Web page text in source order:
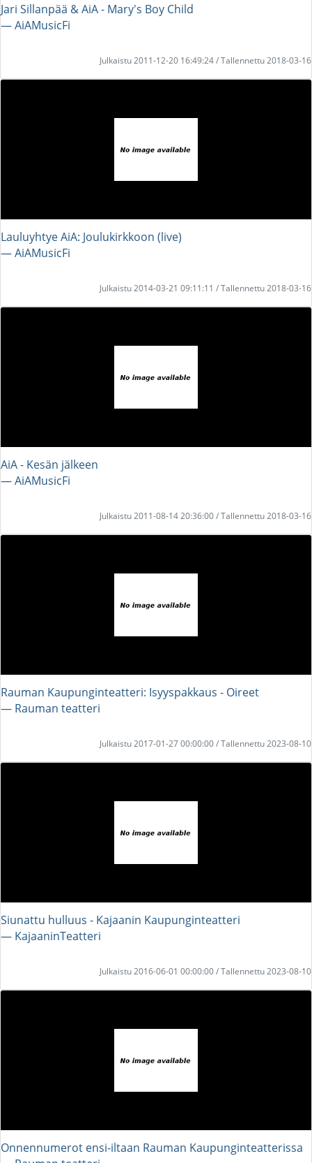
Jari Sillanpää & AiA - Mary's Boy Child
― AiAMusicFi
Julkaistu 2011-12-20 16:49:24 / Tallennettu 2018-03-16
Lauluyhtye AiA: Joulukirkkoon (live)
― AiAMusicFi
Julkaistu 2014-03-21 09:11:11 / Tallennettu 2018-03-16
AiA - Kesän jälkeen
― AiAMusicFi
Julkaistu 2011-08-14 20:36:00 / Tallennettu 2018-03-16
Rauman Kaupunginteatteri: Isyyspakkaus - Oireet
― Rauman teatteri
Julkaistu 2017-01-27 00:00:00 / Tallennettu 2023-08-10
Siunattu hulluus - Kajaanin Kaupunginteatteri
― KajaaninTeatteri
Julkaistu 2016-06-01 00:00:00 / Tallennettu 2023-08-10
Onnennumerot ensi-iltaan Rauman Kaupunginteatterissa